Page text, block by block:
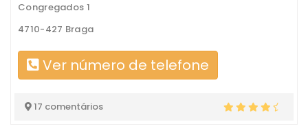
Congregados 1
4710-427 Braga
Ver número de telefone
17 comentários